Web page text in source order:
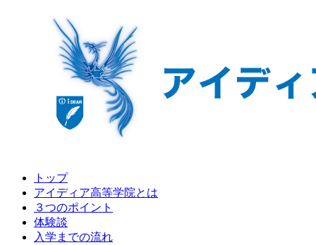
トップ
アイディア高等学院とは
３つのポイント
体験談
入学までの流れ